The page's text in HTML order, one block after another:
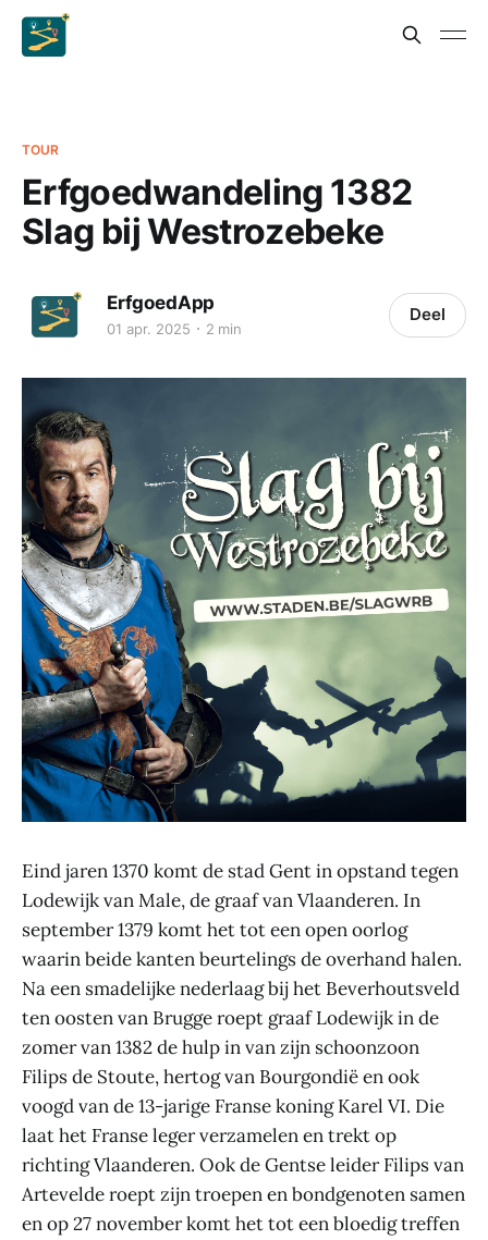
TOUR
Erfgoedwandeling 1382
Slag bij Westrozebeke
ErfgoedApp
01 apr. 2025 2 min
Deel
Eind jaren 1370 komt de stad Gent in opstand tegen
Lodewijk van Male, de graaf van Vlaanderen. In
september 1379 komt het tot een open oorlog
waarin beide kanten beurtelings de overhand halen.
Na een smadelijke nederlaag bij het Beverhoutsveld
ten oosten van Brugge roept graaf Lodewijk in de
zomer van 1382 de hulp in van zijn schoonzoon
Filips de Stoute, hertog van Bourgondië en ook
voogd van de 13-jarige Franse koning Karel VI. Die
laat het Franse leger verzamelen en trekt op
richting Vlaanderen. Ook de Gentse leider Filips van
Artevelde roept zijn troepen en bondgenoten samen
en op 27 november komt het tot een bloedig treffen